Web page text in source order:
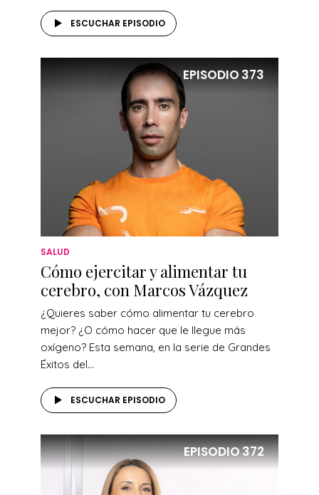
ESCUCHAR EPISODIO
EPISODIO373
SALUD
Cómo ejercitar y alimentar tu
cerebro, con Marcos Vázquez
¿Quieres saber cómo alimentar tu cerebro
mejor? ¿O cómo hacer que le llegue más
oxígeno? Esta semana, en la serie de Grandes
Éxitos del...
ESCUCHAR EPISODIO
EPISODIO372